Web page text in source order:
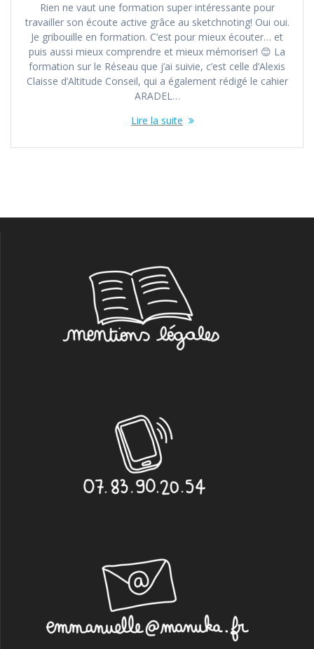
Rien ne vaut une formation super intéressante pour
travailler son écoute active grâce au sketchnoting! Oui oui.
Je gribouille en formation. C’est pour mieux écouter… et
puis aussi mieux comprendre et mieux mémoriser! 😊 La
formation sur le Réseau que j’ai suivie, c’est celle d’Alexis
Claisse d’Altitude Conseil, qui a également rédigé le cahier
ARADEL…
Lire la suite